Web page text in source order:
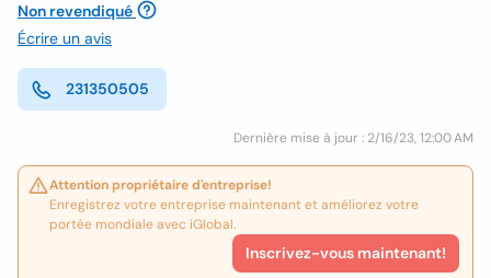
Non revendiqué
Écrire un avis
231350505
Dernière mise à jour : 2/16/23, 12:00 AM
Attention propriétaire d'entreprise!
Enregistrez votre entreprise maintenant et améliorez votre
portée mondiale avec iGlobal.
Inscrivez-vous maintenant!